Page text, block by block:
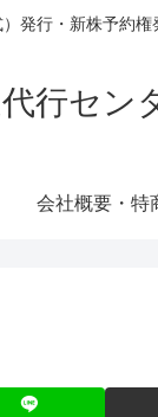
行・新株予約
行セン
会社概要・特